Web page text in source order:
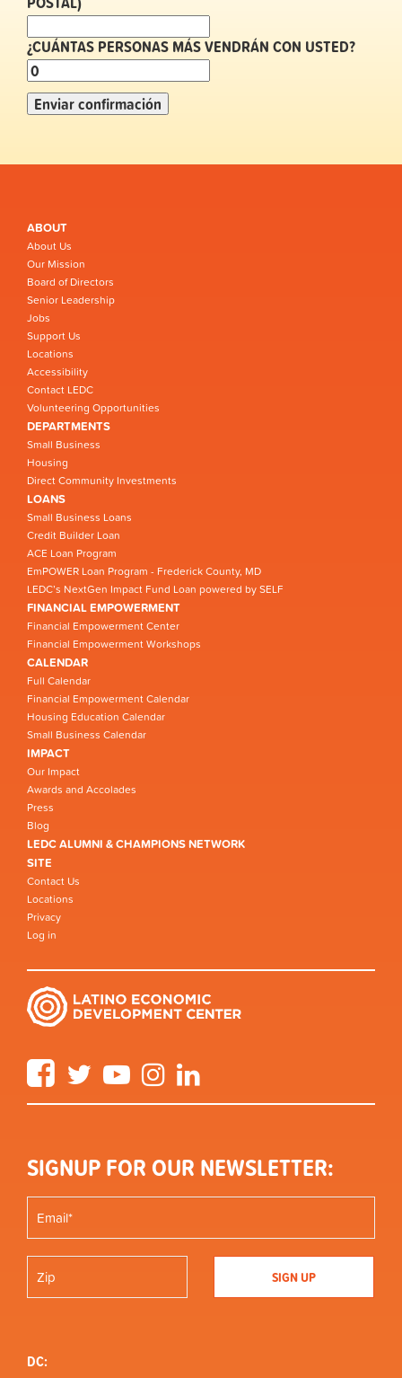
¿CUÁNTAS PERSONAS MÁS VENDRÁN CON USTED?
ABOUT
About Us
Our Mission
Board of Directors
Senior Leadership
Jobs
Support Us
Locations
Accessibility
Contact LEDC
Volunteering Opportunities
DEPARTMENTS
Small Business
Housing
Direct Community Investments
LOANS
Small Business Loans
Credit Builder Loan
ACE Loan Program
EmPOWER Loan Program - Frederick County, MD
LEDC’s NextGen Impact Fund Loan powered by SELF
FINANCIAL EMPOWERMENT
Financial Empowerment Center
Financial Empowerment Workshops
CALENDAR
Full Calendar
Financial Empowerment Calendar
Housing Education Calendar
Small Business Calendar
IMPACT
Our Impact
Awards and Accolades
Press
Blog
LEDC ALUMNI & CHAMPIONS NETWORK
SITE
Contact Us
Locations
Privacy
Log in
FacebookTwitter YouTube Instagram
SIGNUP FOR OUR NEWSLETTER:
DC: